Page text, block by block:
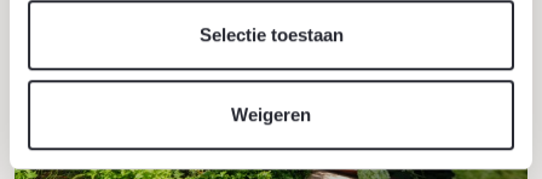
Selectie toestaan
Weigeren